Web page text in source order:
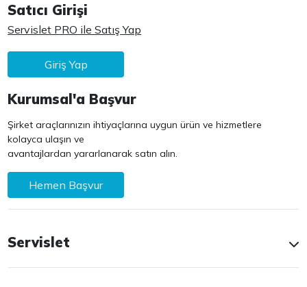
Satıcı Girişi
Servislet PRO ile Satış Yap
Giriş Yap
Kurumsal'a Başvur
Şirket araçlarınızın ihtiyaçlarına uygun ürün ve hizmetlere
kolayca ulaşın ve
avantajlardan yararlanarak satın alın.
Hemen Başvur
Servislet